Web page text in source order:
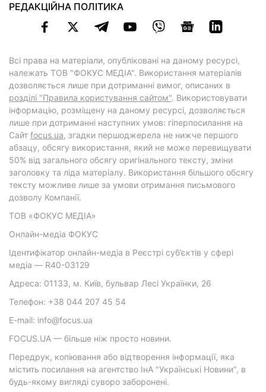
РЕДАКЦІЙНА ПОЛІТИКА
Всі права на матеріали, опубліковані на даному ресурсі,
належать ТОВ "ФОКУС МЕДІА". Використання матеріалів
дозволяється лише при дотриманні вимог, описаних в
розділі "Правила користування сайтом". Використовувати
інформацію, розміщену на даному ресурсі, дозволяється
лише при дотриманні наступних умов: гіперпосилання на
Cайт focus.ua, згадки першоджерела не нижче першого
абзацу, обсягу використання, який не може перевищувати
50% від загального обсягу оригінального тексту, зміни
заголовку та ліда матеріалу. Використання більшого обсягу
тексту можливе лише за умови отримання письмового
дозволу Компанії.
ТОВ «ФОКУС МЕДІА»
Онлайн-медіа ФОКУС
Ідентифікатор онлайн-медіа в Реєстрі суб’єктів у сфері
медіа — R40-03129
Адреса: 01133, м. Київ, бульвар Лесі Українки, 26
Телефон: +38 044 207 45 54
E-mail: info@focus.ua
FOCUS.UA — більше ніж просто новини.
Передрук, копіювання або відтворення інформації, яка
містить посилання на агентство ІнА "Українські Новини", в
будь-якому вигляді суворо заборонені.